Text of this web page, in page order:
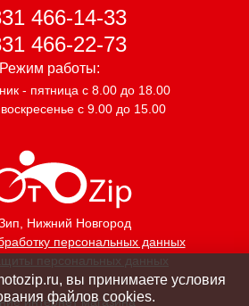
, Нижний Новгород
персональных данных
персональных данных
466-14-33
466-22-73
Режим работы:
- пятница с 8.00 до 18.00
с 9.00 до 15.00
интернет магазина
вы принимаете условия
файлов cookies.